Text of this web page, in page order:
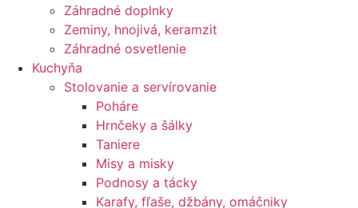
Záhradné doplnky
Zeminy, hnojivá, keramzit
Záhradné osvetlenie
Kuchyňa
Stolovanie a servírovanie
Poháre
Hrnčeky a šálky
Taniere
Misy a misky
Podnosy a tácky
Karafy, fľaše, džbány, omáčniky